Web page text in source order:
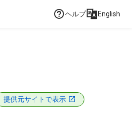
ヘルプ English
提供元サイトで表示